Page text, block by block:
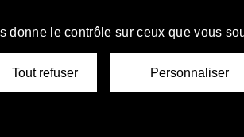
donne le contrôle sur ceux que vous
Tout refuser Personnaliser